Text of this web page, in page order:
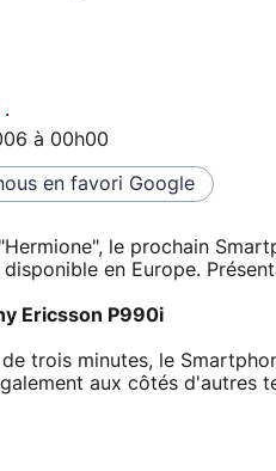
.
à 00h00
en favori Google
le prochain
en Europe.
Ericsson P990i
trois minutes, le
aux côtés d'autres